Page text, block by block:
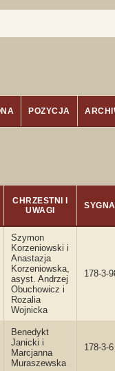
POZYCJA
CHRZESTNI I
UWAGI
Szymon
Korzeniowski i
Anastazja
Korzeniowska,
asyst. Andrzej
Obuchowicz i
Rozalia
Wojnicka
178-3-
Benedykt
Janicki i
Marcjanna
Muraszewska
178-3-6